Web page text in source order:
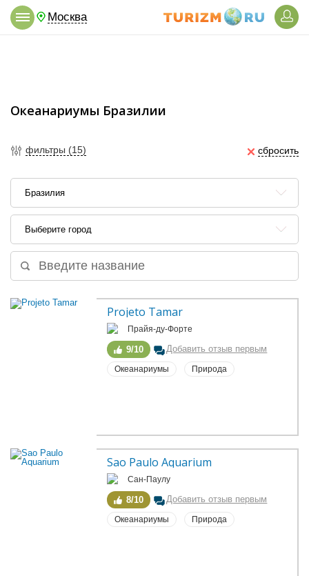
Москва
Океанариумы Бразилии
фильтры (15) сбросить
Бразилия
Выберите город
Projeto Tamar
Прайя-ду-Форте
9/10 Добавить отзыв первым
Океанариумы Природа
Sao Paulo Aquarium
Сан-Паулу
8/10 Добавить отзыв первым
Океанариумы Природа